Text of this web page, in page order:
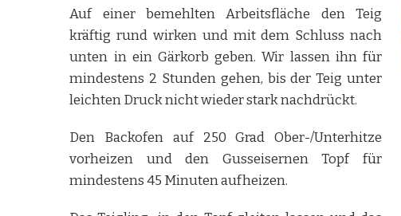
Auf einer bemehlten Arbeitsfläche den Teig
kräftig rund wirken und mit dem Schluss nach
unten in ein Gärkorb geben. Wir lassen ihn für
mindestens 2 Stunden gehen, bis der Teig unter
leichten Druck nicht wieder stark nachdrückt.
Den Backofen auf 250 Grad Ober-/Unterhitze
vorheizen und den Gusseisernen Topf für
mindestens 45 Minuten aufheizen.